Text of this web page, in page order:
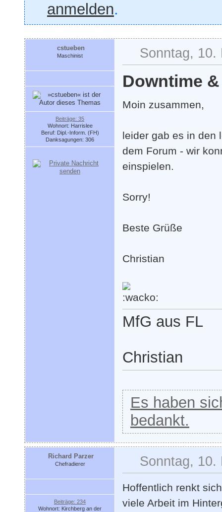
anmelden.
cstueben
Maschinist
Beiträge: 35
Wohnort: Harrislee
Beruf: Dipl.-Inform. (FH)
Danksagungen: 306
Sonntag, 10.
Downtime
Moin zusammen,
leider gab es in den
dem Forum - wir
einspielen.
Sorry!
Beste Grüße
Christian
MfG aus FL
Christian
Es haben
bedankt.
Richard Parzer
Chefradierer
Beiträge: 234
Wohnort: Kirchberg an der
Sonntag, 10.
Hoffentlich renkt
viele Arbeit im